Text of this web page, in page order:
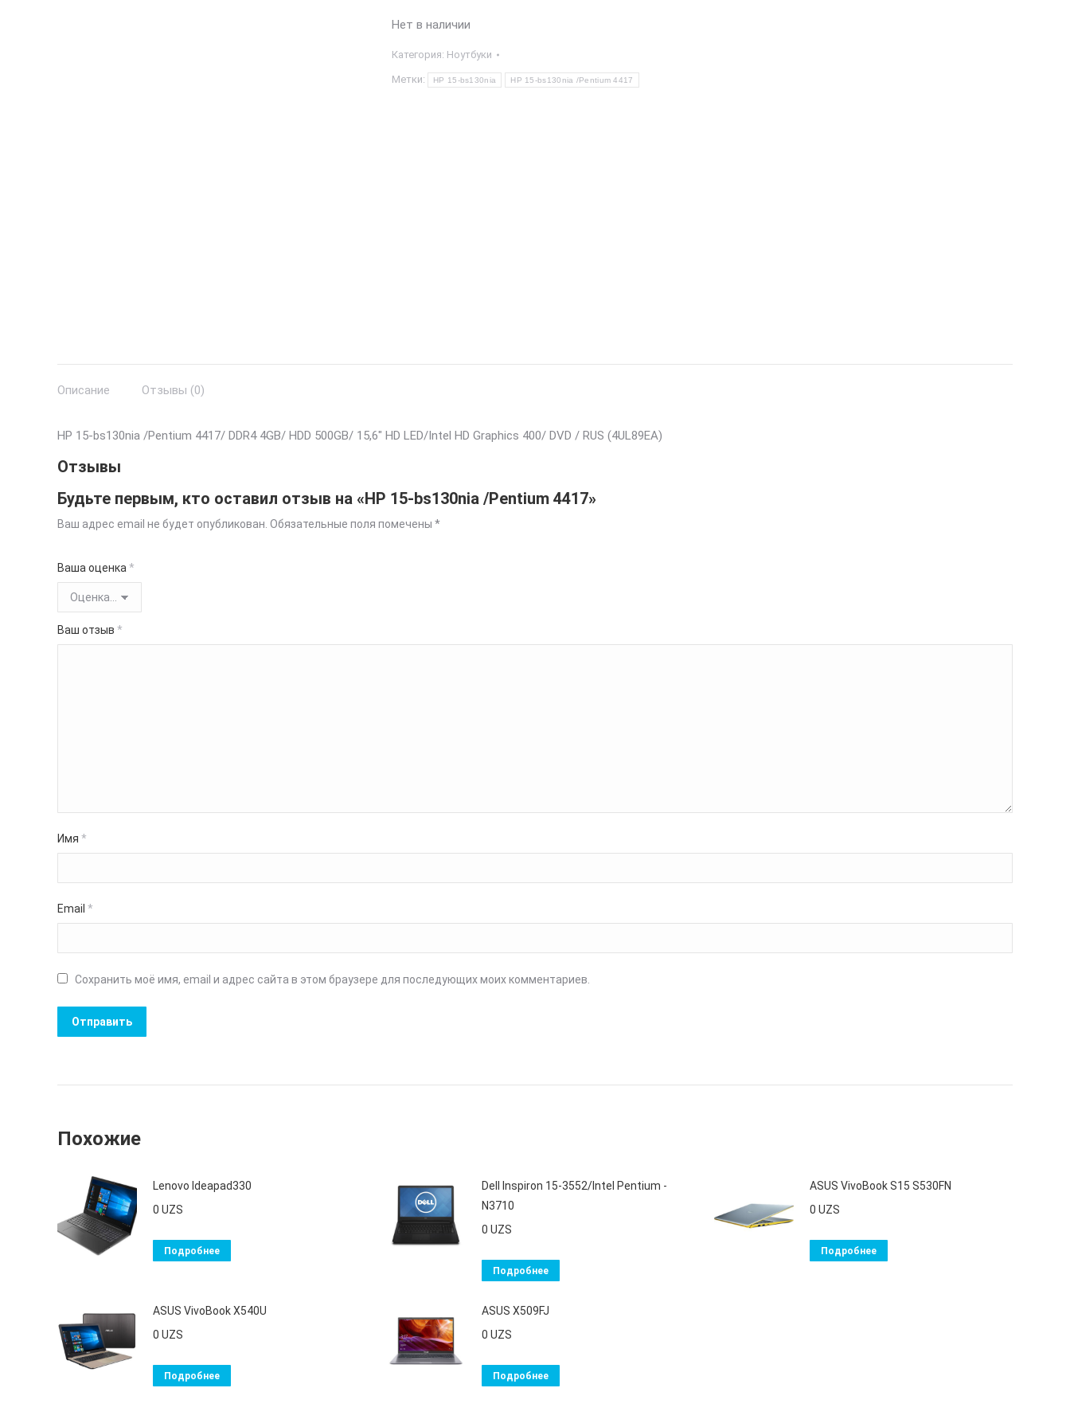
Нет в наличии
Категория: Ноутбуки
Метки: HP 15-bs130nia HP 15-bs130nia /Pentium 4417
Описание Отзывы (0)
HP 15-bs130nia /Pentium 4417/ DDR4 4GB/ HDD 500GB/ 15,6″ HD LED/Intel HD Graphics 400/ DVD / RUS (4UL89EA)
Отзывы
Будьте первым, кто оставил отзыв на «HP 15-bs130nia /Pentium 4417»
Ваш адрес email не будет опубликован. Обязательные поля помечены *
Ваша оценка *
Ваш отзыв *
Имя *
Email *
Сохранить моё имя, email и адрес сайта в этом браузере для последующих моих комментариев.
Похожие
Lenovo Ideapad330
0 UZS
Подробнее
Dell Inspiron 15-3552/Intel Pentium -
N3710
0 UZS
Подробнее
ASUS VivoBook S15 S530FN
0 UZS
Подробнее
ASUS VivoBook X540U
0 UZS
Подробнее
ASUS X509FJ
0 UZS
Подробнее